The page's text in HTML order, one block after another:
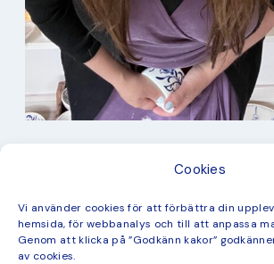
Cookies
Vi använder cookies för att förbättra din
hemsida, för webbanalys och till att anpassa
Genom att klicka på ”Godkänn kakor”
av cookies.
Kurser
Måleri
mina favorit recept
Mönster